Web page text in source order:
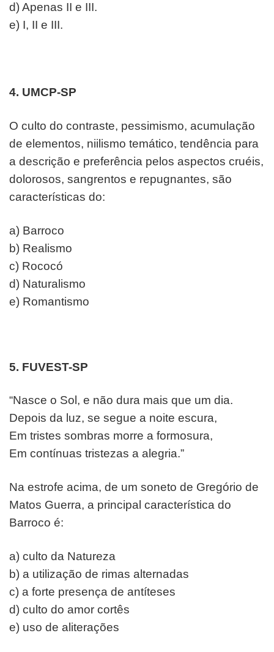
d) Apenas II e III.
e) I, II e III.
4. UMCP-SP
O culto do contraste, pessimismo, acumulação
de elementos, niilismo temático, tendência para
a descrição e preferência pelos aspectos cruéis,
dolorosos, sangrentos e repugnantes, são
características do:
a) Barroco
b) Realismo
c) Rococó
d) Naturalismo
e) Romantismo
5. FUVEST-SP
“Nasce o Sol, e não dura mais que um dia.
Depois da luz, se segue a noite escura,
Em tristes sombras morre a formosura,
Em contínuas tristezas a alegria.”
Na estrofe acima, de um soneto de Gregório de
Matos Guerra, a principal característica do
Barroco é:
a) culto da Natureza
b) a utilização de rimas alternadas
c) a forte presença de antíteses
d) culto do amor cortês
e) uso de aliterações